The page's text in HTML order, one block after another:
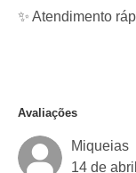
✨ Atendimento
Avaliações
Miqueias
14 de